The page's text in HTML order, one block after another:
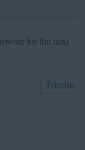
for the next